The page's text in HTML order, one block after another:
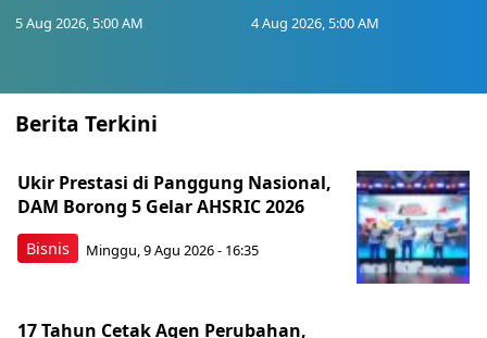
5 Aug 2026, 5:00 AM 4 Aug 2026, 5:00 AM
Berita Terkini
Bisnis
Ukir Prestasi di Panggung Nasional,
DAM Borong 5 Gelar AHSRIC 2026
Minggu, 9 Agu 2026 - 16:35
17 Tahun Cetak Agen Perubahan,